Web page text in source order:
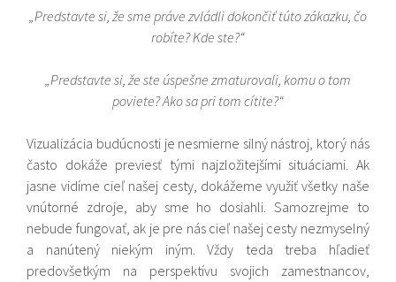
„Predstavte si, že sme práve zvládli dokončiť túto zákazku, čo
robíte? Kde ste?“
„Predstavte si, že ste úspešne zmaturovali, komu o tom
poviete? Ako sa pri tom cítite?“
Vizualizácia budúcnosti je nesmierne silný nástroj, ktorý nás
často dokáže previesť tými najzložitejšími situáciami. Ak
jasne vidíme cieľ našej cesty, dokážeme využiť všetky naše
vnútorné zdroje, aby sme ho dosiahli. Samozrejme to
nebude fungovať, ak je pre nás cieľ našej cesty nezmyselný
a nanútený niekým iným. Vždy teda treba hľadieť
predovšetkým na perspektívu svojich zamestnancov,